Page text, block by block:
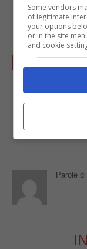
costante).
A cottura ultimata sbucciate le patate,
tagliatele
pizzico di
Parole di
Some vendors
of legitimate
your options
or in the site
and cookie